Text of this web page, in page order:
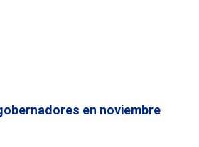
en noviembre